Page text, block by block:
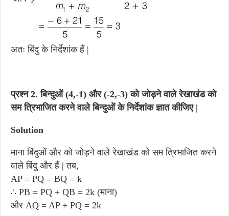
अतः बिंदु के निर्देशांक हैं |
प्रश्न 2.बिन्दुओं (4,-1) और (-2,-3) को जोड़ने वाले रेखाखंड को
सम त्रिभाजित करने वाले बिन्दुओं के निर्देशांक ज्ञात कीजिए |
Solution
माना बिंदुओं और को जोड़ने वाले रेखाखंड को सम त्रिभाजित करने
वाले बिंदु और हैं | तब,
AP = PQ = BQ = k
∴ PB = PQ + QB = 2k (माना)
और AQ = AP + PQ = 2k